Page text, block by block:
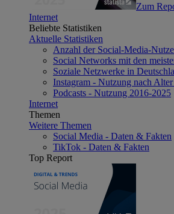
Zum
Internet
Beliebte Statistiken
Aktuelle Statistiken
Anzahl der Social-Media-
Social Networks mit den
Soziale Netzwerke in
Instagram - Nutzung nach
Podcasts - Nutzung 2016-2025
Internet
Themen
Weitere Themen
Social Media - Daten & Fakten
TikTok - Daten & Fakten
Top Report